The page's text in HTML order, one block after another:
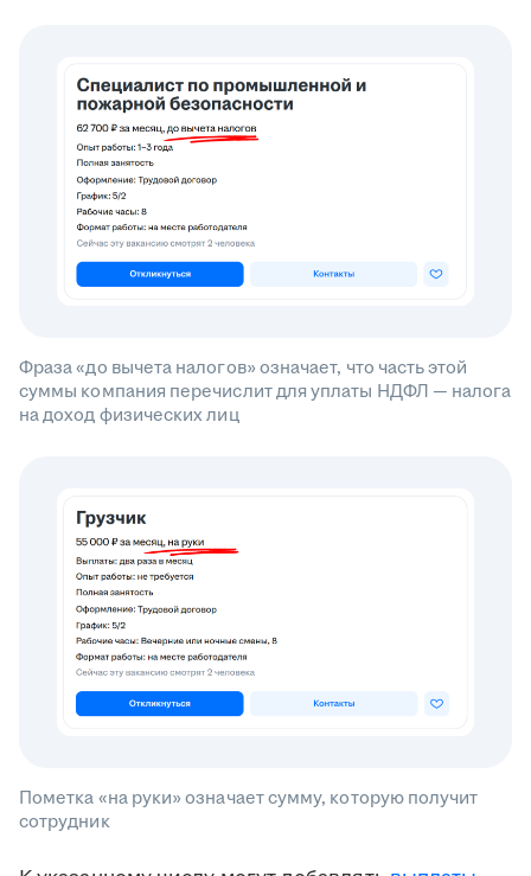
Фраза «до вычета налогов» означает, что часть этой
суммы компания перечислит для уплаты НДФЛ — налога
на доход физических лиц
Пометка «на руки» означает сумму, которую получит
сотрудник